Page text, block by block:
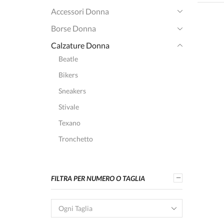
Accessori Donna
Borse Donna
Calzature Donna
Beatle
Bikers
Sneakers
Stivale
Texano
Tronchetto
FILTRA PER NUMERO O TAGLIA
Ogni Taglia